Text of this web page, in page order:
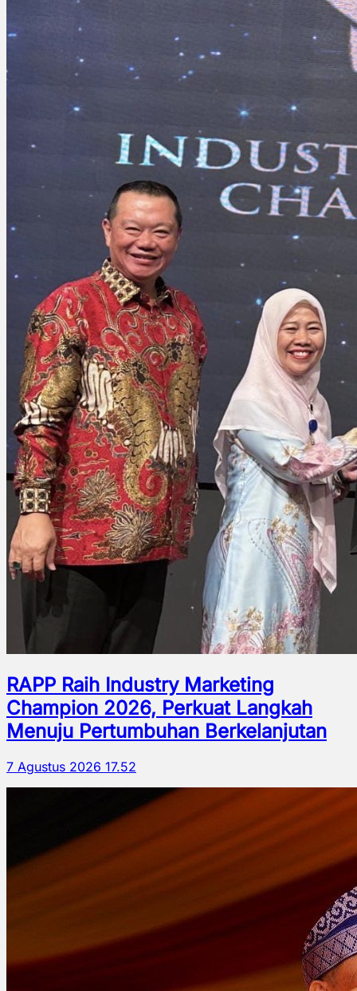
RAPP Raih Industry Marketing
Champion 2026, Perkuat Langkah
Menuju Pertumbuhan Berkelanjutan
7 Agustus 2026 17.52